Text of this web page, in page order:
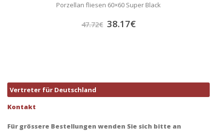
Porzellan fliesen 60×60 Super Black
47.72€ 38.17€
Vertreter für Deutschland
Kontakt
Für grössere Bestellungen wenden Sie sich bitte an